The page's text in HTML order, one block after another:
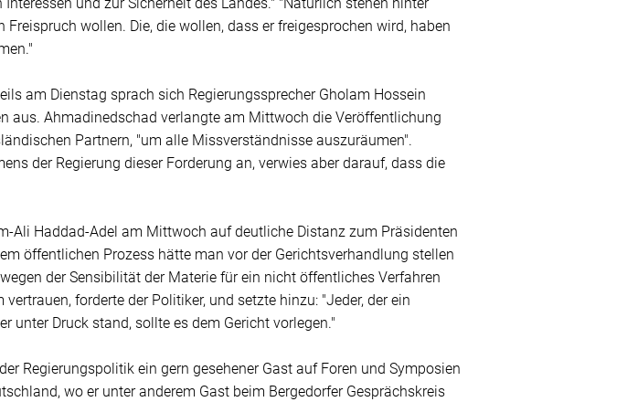
wollen. Die, die wollen, dass er freigesprochen wird, haben
am Dienstag sprach sich Regierungssprecher Gholam Hossein
aus. Ahmadinedschad verlangte am Mittwoch die Veröffentlichung
Partnern, "um alle Missverständnisse auszuräumen".
der Regierung dieser Forderung an, verwies aber darauf, dass die
Ali Haddad-Adel am Mittwoch auf deutliche Distanz zum Präsidenten
öffentlichen Prozess hätte man vor der Gerichtsverhandlung stellen
der Sensibilität der Materie für ein nicht öffentliches Verfahren
forderte der Politiker, und setzte hinzu: "Jeder, der ein
unter Druck stand, sollte es dem Gericht vorlegen."
Regierungspolitik ein gern gesehener Gast auf Foren und Symposien
wo er unter anderem Gast beim Bergedorfer Gesprächskreis